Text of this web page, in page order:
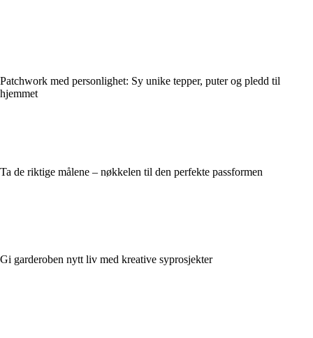
Patchwork med personlighet: Sy unike tepper, puter og pledd til
hjemmet
Ta de riktige målene – nøkkelen til den perfekte passformen
Gi garderoben nytt liv med kreative syprosjekter